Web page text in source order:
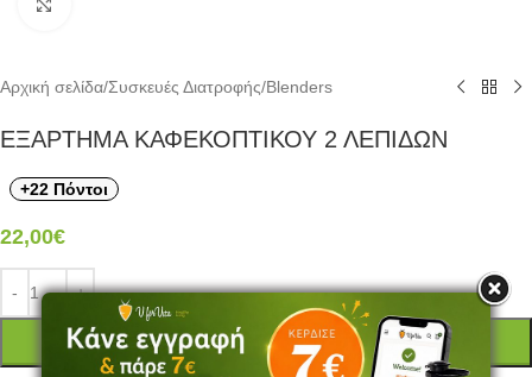
Αρχική σελίδα/Συσκευές Διατροφής/Blenders
ΕΞΑΡΤΗΜΑ ΚΑΦΕΚΟΠΤΙΚΟΥ 2 ΛΕΠΙΔΩΝ
+22 Πόντοι
22,00€
ΠΡΟΣΘΉΚΗ ΣΤΟ ΚΑΛΆΘΙ